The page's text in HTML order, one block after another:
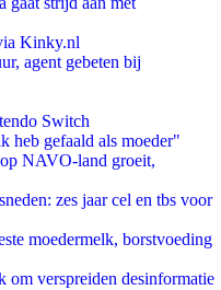
Kinky.nl
agent gebeten bij
Switch
heb gefaald als moeder"
NAVO-land groeit,
zes jaar cel en tbs voor
moedermelk, borstvoeding
verspreiden desinformatie